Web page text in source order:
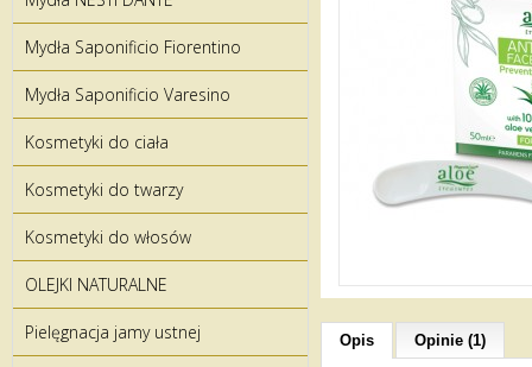
Mydła Saponificio Fiorentino
Mydła Saponificio Varesino
Kosmetyki do ciała
Kosmetyki do twarzy
Kosmetyki do włosów
OLEJKI NATURALNE
Pielęgnacja jamy ustnej Opis Opinie (1)